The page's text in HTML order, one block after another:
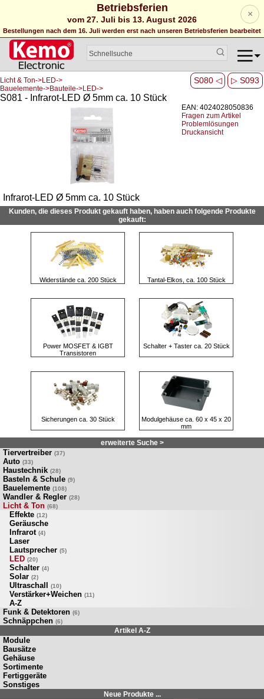
Betriebsferien
vom 27. Juli bis 13. August 2026
Bestellungen nach dem 16. Juli werden erst nach unseren Betriebsferien bearbeitet
×
S080 ◁ ▷ S093
Licht & Ton->LED->
Bauelemente->Bauteile->LED->
S081 - Infrarot-LED Ø 5mm ca. 10 Stück
EAN: 4024028050836
Fragen zum Artikel
Problemlösungen
Druckansicht
Infrarot-LED Ø 5mm ca. 10 Stück
Kunden, die dieses Produkt gekauft haben, haben auch folgende Produkte
gekauft:
Widerstände ca. 200 Stück Tantal-Elkos, ca. 100 Stück
Power MOSFET & IGBT
Transistoren
Schalter + Taster ca. 20 Stück
Sicherungen ca. 30 Stück
Modulgehäuse ca. 60 x 45 x 20
mm
erweiterte Suche >
Tiervertreiber (37)
Auto (33)
Haustechnik (28)
Basteln & Schule (9)
Bauelemente (108)
Wandler & Regler (28)
Licht & Ton (68)
Effekte (12)
Geräusche
Infrarot (4)
Laser
Lautsprecher (5)
LED (20)
Schalter (4)
Solar (2)
Ultraschall (10)
Verstärker+Weichen (11)
A-Z
Funk & Detektoren (6)
Schnäppchen (6)
Artikel A-Z
Module
Bausätze
Gehäuse
Sortimente
Fertiggeräte
Sonstiges
Neue Produkte ...